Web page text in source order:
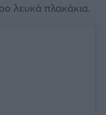
λευκά πλακάκια.